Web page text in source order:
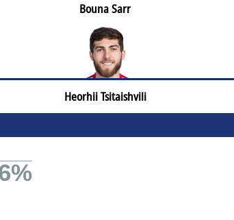
Bouna Sarr
Heorhii Tsitaishvili